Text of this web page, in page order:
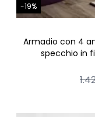
-19%
Armadio con 4